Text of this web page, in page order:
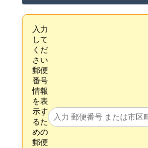
入力
して
くだ
さい
郵便
番号
情報
を表
示す
るた
めの
郵便